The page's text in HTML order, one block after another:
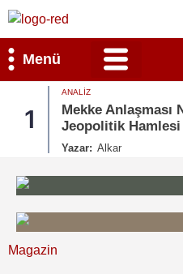
Menü
1
ANALIZ
Mekke Anlaşması
Jeopolitik Hamlesi
Yazar: Alkar
Magazin